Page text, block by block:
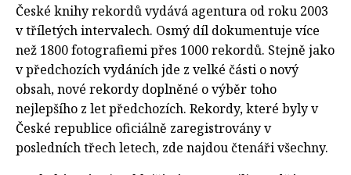
České knihy rekordů vydává agentura od roku 2003
v tříletých intervalech. Osmý díl dokumentuje více
než 1800 fotografiemi přes 1000 rekordů. Stejně jako
v předchozích vydáních jde z velké části o nový
obsah, nové rekordy doplněné o výběr toho
nejlepšího z let předchozích. Rekordy, které byly v
České republice oficiálně zaregistrovány v
posledních třech letech, zde najdou čtenáři všechny.